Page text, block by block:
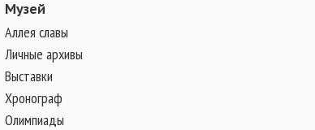
Музей
Аллея славы
Личные архивы
Выставки
Хронограф
Олимпиады